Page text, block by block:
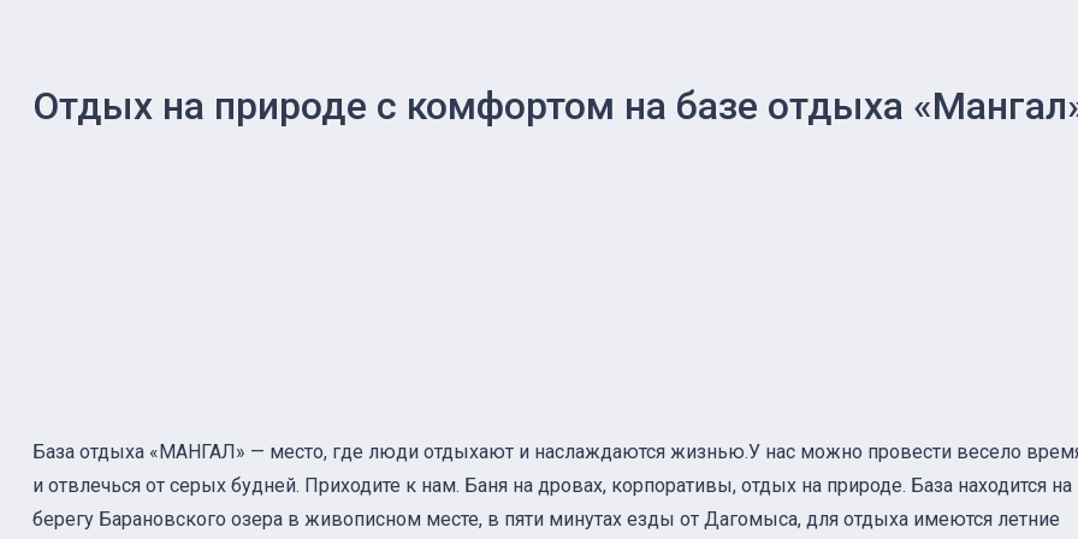
Отдых на природе с комфортом на базе отдыха
База отдыха «МАНГАЛ» — место, где люди отдыхают и наслаждаются жизнью.У нас можно провести весело
и отвлечься от серых будней. Приходите к нам. Баня на дровах, корпоративы, отдых на природе. База находится на
берегу Барановского озера в живописном месте, в пяти минутах езды от Дагомыса, для отдыха имеются летние